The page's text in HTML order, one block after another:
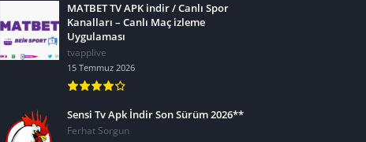
MATBET TV APK indir / Canlı Spor
Kanalları – Canlı Maç izleme
Uygulaması
tvapplive
15 Temmuz 2026
Sensi Tv Apk İndir Son Sürüm 2026**
Ferhat Sorgun